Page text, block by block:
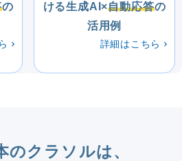
の
ける生成AI×自動応答の
活用例
詳細はこちら
のクラソルは、